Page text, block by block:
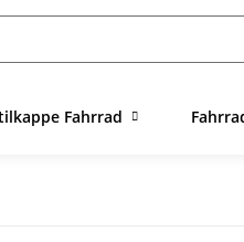
Fahrrad